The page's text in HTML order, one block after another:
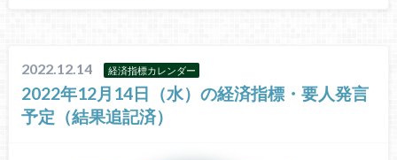
2022.12.14 経済指標カレンダー
2022年12月14日（水）の経済指標・要人発言
予定（結果追記済）